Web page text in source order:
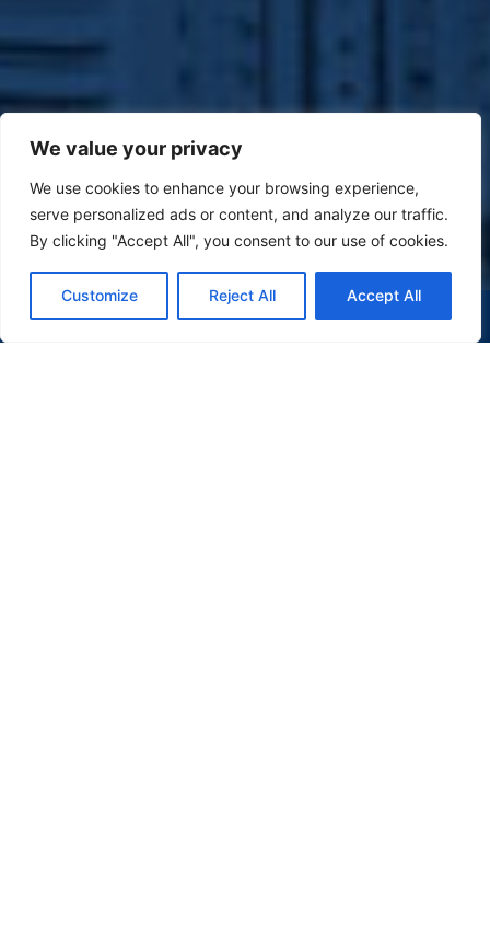
We value your privacy
We use cookies to enhance your browsing experience,
serve personalized ads or content, and analyze our traffic.
By clicking "Accept All", you consent to our use of cookies.
Customize Reject All Accept All
(47) 9 9977-7630